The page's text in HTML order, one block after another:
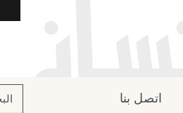
اتصل بنا